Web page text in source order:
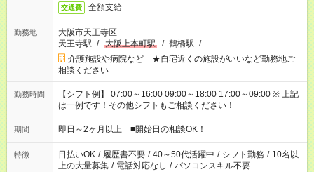
交通費 全額支給
勤務地
大阪市天王寺区
天王寺駅 / 大阪上本町駅 / 鶴橋駅 / …
介護施設や病院など ★自宅近くの施設がいいなど勤務地ご
相談ください
勤務時間
【シフト例】 07:00～16:00 09:00～18:00 17:00～09:00 ※ 上記
は一例です！その他シフトもご相談ください！
期間 即日～2ヶ月以上 ■開始日の相談OK！
特徴 日払いOK / 履歴書不要 / 40～50代活躍中 / シフト勤務 / 10名以
上の大量募集 / 電話対応なし / パソコンスキル不要